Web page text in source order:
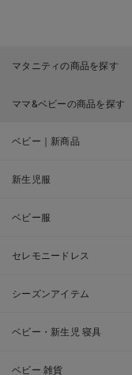
マタニティの商品を探す
ママ&ベビーの商品を探す
ベビー｜新商品
新生児服
ベビー服
セレモニードレス
シーズンアイテム
ベビー・新生児 寝具
ベビー 雑貨